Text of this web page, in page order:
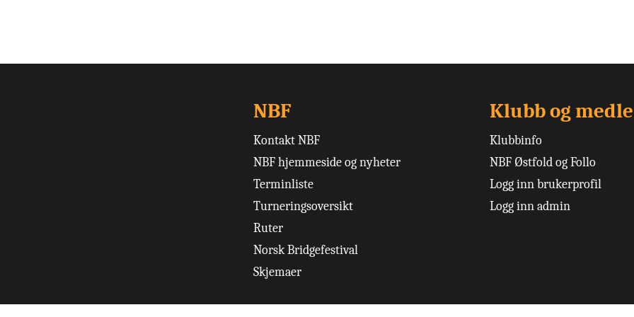
NBF
Kontakt NBF
NBF hjemmeside og nyheter
Terminliste
Turneringsoversikt
Ruter
Norsk Bridgefestival
Skjemaer
Klubb og
Klubbinfo
NBF Østfold og Follo
Logg inn brukerprofil
Logg inn admin